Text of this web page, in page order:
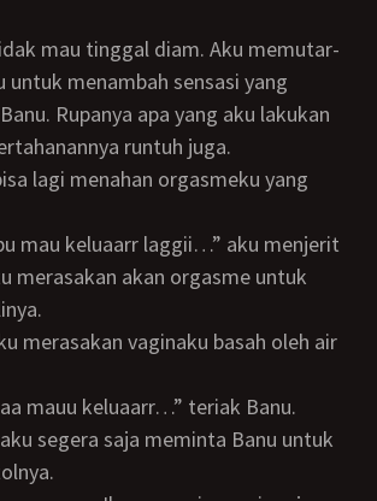
menambah sensasi yang
Rupanya apa yang aku lakukan
runtuh juga.
merasakan akan orgasme untuk
segera saja meminta Banu untuk